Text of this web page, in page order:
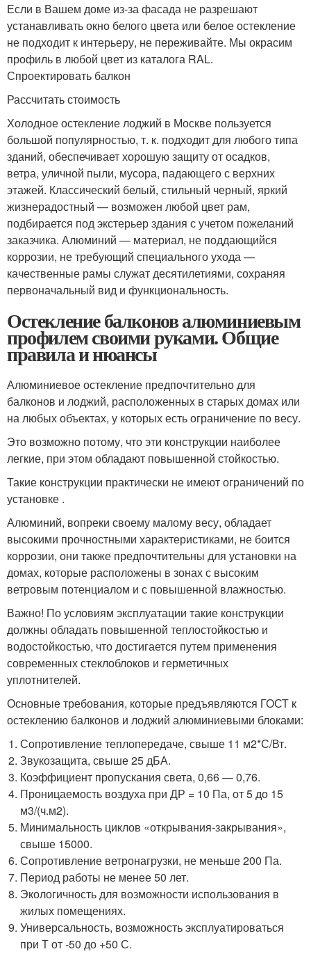
Если в Вашем доме из-за фасада не разрешают
устанавливать окно белого цвета или белое остекление
не подходит к интерьеру, не переживайте. Мы окрасим
профиль в любой цвет из каталога RAL.
Спроектировать балкон
Рассчитать стоимость
Холодное остекление лоджий в Москве пользуется
большой популярностью, т. к. подходит для любого типа
зданий, обеспечивает хорошую защиту от осадков,
ветра, уличной пыли, мусора, падающего с верхних
этажей. Классический белый, стильный черный, яркий
жизнерадостный — возможен любой цвет рам,
подбирается под экстерьер здания с учетом пожеланий
заказчика. Алюминий — материал, не поддающийся
коррозии, не требующий специального ухода —
качественные рамы служат десятилетиями, сохраняя
первоначальный вид и функциональность.
Остекление балконов алюминиевым
профилем своими руками. Общие
правила и нюансы
Алюминиевое остекление предпочтительно для
балконов и лоджий, расположенных в старых домах или
на любых объектах, у которых есть ограничение по весу.
Это возможно потому, что эти конструкции наиболее
легкие, при этом обладают повышенной стойкостью.
Такие конструкции практически не имеют ограничений по
установке .
Алюминий, вопреки своему малому весу, обладает
высокими прочностными характеристиками, не боится
коррозии, они также предпочтительны для установки на
домах, которые расположены в зонах с высоким
ветровым потенциалом и с повышенной влажностью.
Важно! По условиям эксплуатации такие конструкции
должны обладать повышенной теплостойкостью и
водостойкостью, что достигается путем применения
современных стеклоблоков и герметичных
уплотнителей.
Основные требования, которые предъявляются ГОСТ к
остеклению балконов и лоджий алюминиевыми блоками:
Сопротивление теплопередаче, свыше 11 м2*С/Вт.
Звукозащита, свыше 25 дБА.
Коэффициент пропускания света, 0,66 — 0,76.
Проницаемость воздуха при ДР = 10 Па, от 5 до 15
м3/(ч.м2).
Минимальность циклов «открывания-закрывания»,
свыше 15000.
Сопротивление ветронагрузки, не меньше 200 Па.
Период работы не менее 50 лет.
Экологичность для возможности использования в
жилых помещениях.
Универсальность, возможность эксплуатироваться
при Т от -50 до +50 С.